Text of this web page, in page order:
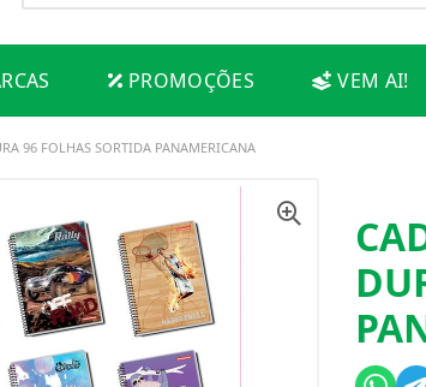
PROMOÇÕES VEM AI!
96 FOLHAS SORTIDA PANAMERICANA